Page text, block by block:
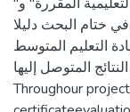
ختام البحث دليلا
التعليم المتوسط
المتوصل إليها
Throughour